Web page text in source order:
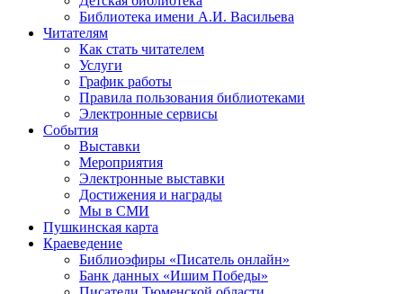
Библиотека имени А.И. Васильева
Читателям
Как стать читателем
Услуги
График работы
Правила пользования библиотеками
Электронные сервисы
События
Выставки
Мероприятия
Электронные выставки
Достижения и награды
Мы в СМИ
Пушкинская карта
Краеведение
Библиоэфиры «Писатель онлайн»
Банк данных «Ишим Победы»